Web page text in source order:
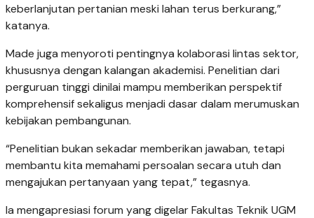
keberlanjutan pertanian meski lahan terus berkurang,”
katanya.
Made juga menyoroti pentingnya kolaborasi lintas sektor,
khususnya dengan kalangan akademisi. Penelitian dari
perguruan tinggi dinilai mampu memberikan perspektif
komprehensif sekaligus menjadi dasar dalam merumuskan
kebijakan pembangunan.
“Penelitian bukan sekadar memberikan jawaban, tetapi
membantu kita memahami persoalan secara utuh dan
mengajukan pertanyaan yang tepat,” tegasnya.
Ia mengapresiasi forum yang digelar Fakultas Teknik UGM